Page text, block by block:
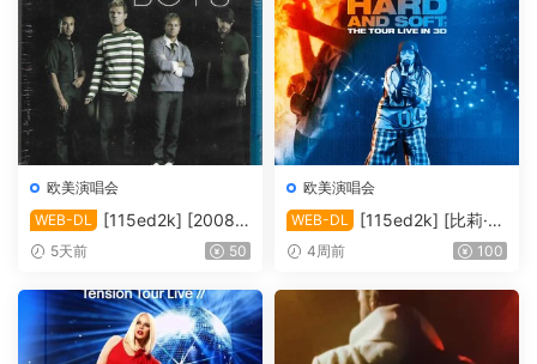
欧美演唱会
WEB-DL
[115ed2k] [2008-
后街男孩伦敦演唱会][MKV/4.
5天前 50
欧美演唱会
WEB-DL
[115ed2k] [比莉·艾
莉什：温柔重击巡回演唱会电
HDR10+ H.265 DDP 5.1][M
KV/19.89 GiB]
4周前 100